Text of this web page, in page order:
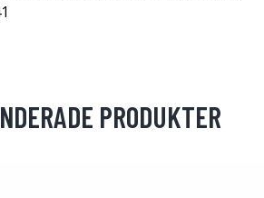
PRODUKTER